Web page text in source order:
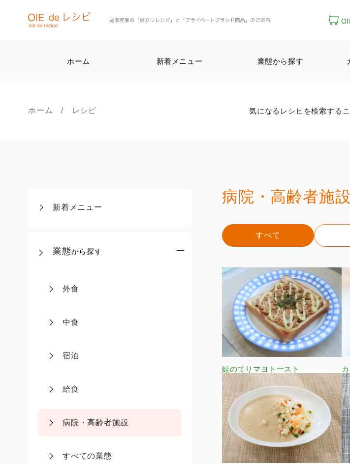
ホーム 新着メニュー 業態から探す
ホーム/ レシピ 気になるレシピを検索する
新着メニュー
業態から探す
外食
中食
宿泊
給食
病院・高齢者施設
すべての業態
病院・高齢者施
すべて
鮭のてりマヨトースト